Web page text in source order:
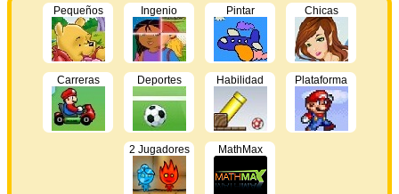
Pequeños Ingenio Pintar Chicas
Carreras Deportes Habilidad Plataforma
2 Jugadores MathMax